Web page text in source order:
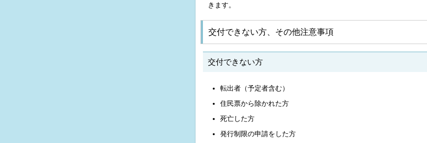
きます。
交付できない方、その他注意事項
交付できない方
転出者（予定者含む）
住民票から除かれた方
死亡した方
発行制限の申請をした方